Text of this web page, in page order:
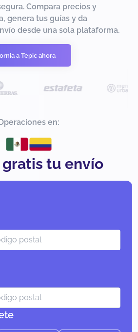
Compara precios y
genera tus guías y da
desde una sola plataforma.
a Tepic ahora
en:
gratis tu envío